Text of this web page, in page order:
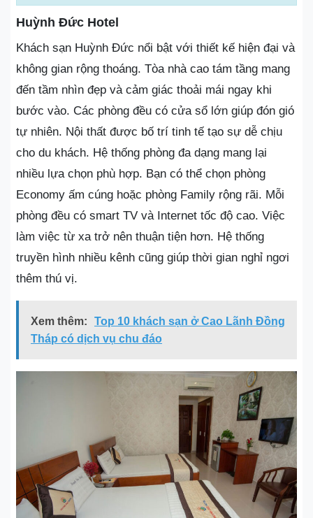
Huỳnh Đức Hotel
Khách sạn Huỳnh Đức nổi bật với thiết kế hiện đại và
không gian rộng thoáng. Tòa nhà cao tám tầng mang
đến tầm nhìn đẹp và cảm giác thoải mái ngay khi
bước vào. Các phòng đều có cửa sổ lớn giúp đón gió
tự nhiên. Nội thất được bố trí tinh tế tạo sự dễ chịu
cho du khách. Hệ thống phòng đa dạng mang lại
nhiều lựa chọn phù hợp. Bạn có thể chọn phòng
Economy ấm cúng hoặc phòng Family rộng rãi. Mỗi
phòng đều có smart TV và Internet tốc độ cao. Việc
làm việc từ xa trở nên thuận tiện hơn. Hệ thống
truyền hình nhiều kênh cũng giúp thời gian nghỉ ngơi
thêm thú vị.
Xem thêm:
Top 10 khách sạn ở Cao Lãnh Đồng
Tháp có dịch vụ chu đáo